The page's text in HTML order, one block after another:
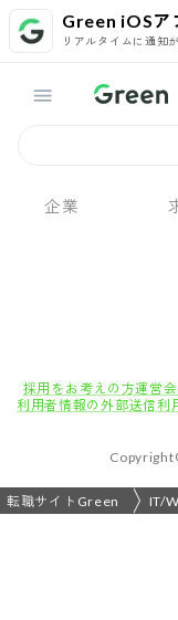
Green iOSア
リアルタイムに通知
企業
採用をお考えの方運営
利用者情報の外部送信利
転職サイトGreen IT/